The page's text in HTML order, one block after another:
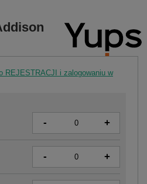
REJESTRACJI i zalogowaniu w
- +
- +